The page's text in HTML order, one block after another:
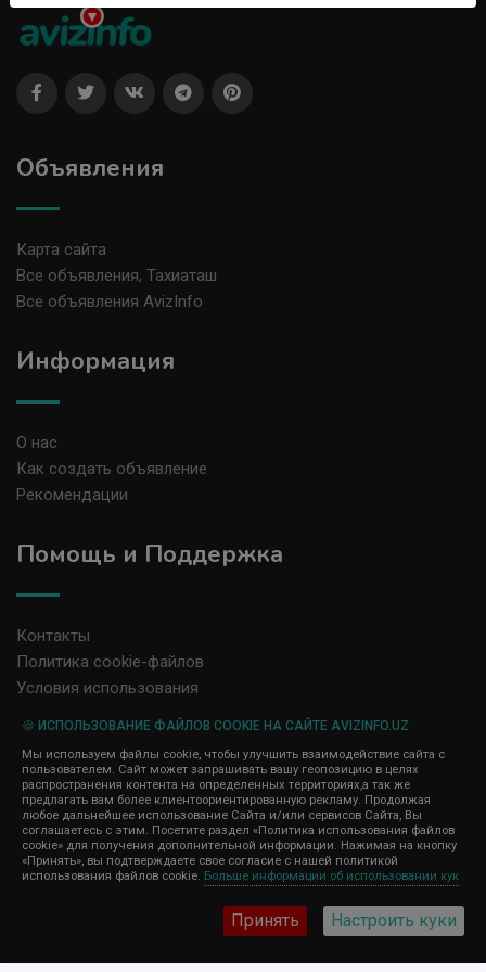
Объявления
Карта сайта
Все объявления, Тахиаташ
Все объявления AvizInfo
Информация
О нас
Как создать объявление
Рекомендации
Помощь и Поддержка
Контакты
Политика cookie-файлов
Условия использования
содержание размещенных объявлений.
Мы ценим конфиденциальность наших пользователей. Мы не
передаем и не продаем личную информацию зарегистрированных
пользователей AvizInfo.uz третьим лицам. Мы не отвечаем за
правила конфиденциальности сайтов на которые ссылается
AvizInfo.uz. На некоторых страницах нашего сайта представлена
реклама Google Adsense Advertising Network. Чтобы узнать
подробней о правилах конфиденциальности Googleнажмите тут
🍪 ИСПОЛЬЗОВАНИЕ ФАЙЛОВ COOKIE НА САЙТЕ AVIZINFO.UZ
Мы используем файлы cookie, чтобы улучшить взаимодействие сайта с
пользователем. Сайт может запрашивать вашу геопозицию в целях
распространения контента на определенных территориях,а так же
предлагать вам более клиентоориентированную рекламу. Продолжая
любое дальнейшее использование Сайта и/или сервисов Сайта, Вы
соглашаетесь с этим. Посетите раздел «Политика использования файлов
cookie» для получения дополнительной информации. Нажимая на кнопку
«Принять», вы подтверждаете свое согласие с нашей политикой
использования файлов cookie. Больше информации об использовании кук
Принять Настроить куки